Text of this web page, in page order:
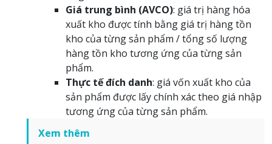
Giá trung bình (AVCO): giá trị hàng hóa
xuất kho được tính bằng giá trị hàng tồn
kho của từng sản phẩm / tổng số lượng
hàng tồn kho tương ứng của từng sản
phẩm.
Thực tế đích danh: giá vốn xuất kho của
sản phẩm được lấy chính xác theo giá nhập
tương ứng của từng sản phẩm.
Xem thêm